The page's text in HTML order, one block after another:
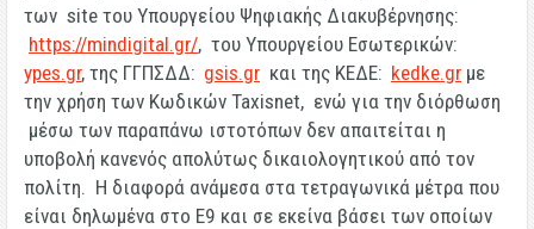
των site του Υπουργείου Ψηφιακής Διακυβέρνησης:
https://mindigital.gr/, του Υπουργείου Εσωτερικών:
ypes.gr, της ΓΓΠΣΔΔ: gsis.gr και της ΚΕΔΕ: kedke.gr με
την χρήση των Κωδικών Taxisnet, ενώ για την διόρθωση
μέσω των παραπάνω ιστοτόπων δεν απαιτείται η
υποβολή κανενός απολύτως δικαιολογητικού από τον
πολίτη. Η διαφορά ανάμεσα στα τετραγωνικά μέτρα που
είναι δηλωμένα στο Ε9 και σε εκείνα βάσει των οποίων